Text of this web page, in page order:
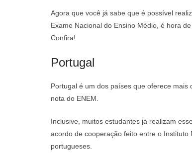
Agora que você já sabe que é possível
Exame Nacional do Ensino Médio, é hora
Confira!
Portugal
Portugal é um dos países que oferece
nota do ENEM.
Inclusive, muitos estudantes já realizam
acordo de cooperação feito entre o Instituto
portugueses.